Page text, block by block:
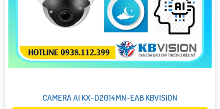
CAMERA AI KX-D2014MN-EAB KBVISION